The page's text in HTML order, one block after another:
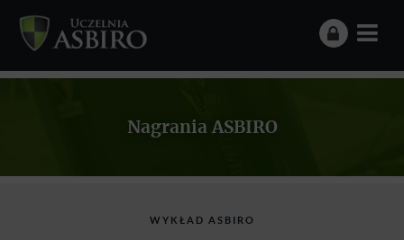
Nagrania ASBIRO
WYKŁAD ASBIRO